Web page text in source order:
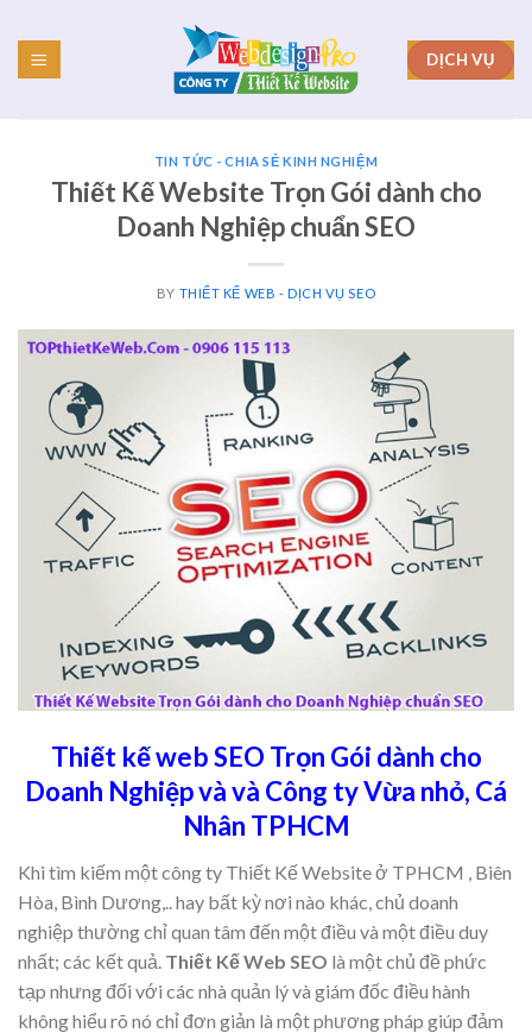
content
DỊCH VỤ
TIN TỨC - CHIA SẺ KINH NGHIỆM
Thiết Kế Website Trọn Gói dành cho
Doanh Nghiệp chuẩn SEO
BY THIẾT KẾ WEB - DỊCH VỤ SEO
Thiết kế web SEO Trọn Gói dành cho
Doanh Nghiệp và và Công ty Vừa nhỏ, Cá
Nhân TPHCM
Khi tìm kiếm một công ty Thiết Kế Website ở TPHCM , Biên
Hòa, Bình Dương,.. hay bất kỳ nơi nào khác, chủ doanh
nghiệp thường chỉ quan tâm đến một điều và một điều duy
nhất; các kết quả. Thiết Kế Web SEO là một chủ đề phức
tạp nhưng đối với các nhà quản lý và giám đốc điều hành
không hiểu rõ nó chỉ đơn giản là một phương pháp giúp đảm